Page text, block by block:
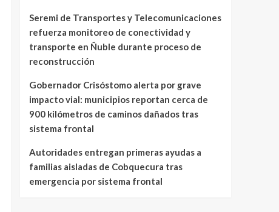
Seremi de Transportes y Telecomunicaciones
refuerza monitoreo de conectividad y
transporte en Ñuble durante proceso de
reconstrucción
Gobernador Crisóstomo alerta por grave
impacto vial: municipios reportan cerca de
900 kilómetros de caminos dañados tras
sistema frontal
Autoridades entregan primeras ayudas a
familias aisladas de Cobquecura tras
emergencia por sistema frontal